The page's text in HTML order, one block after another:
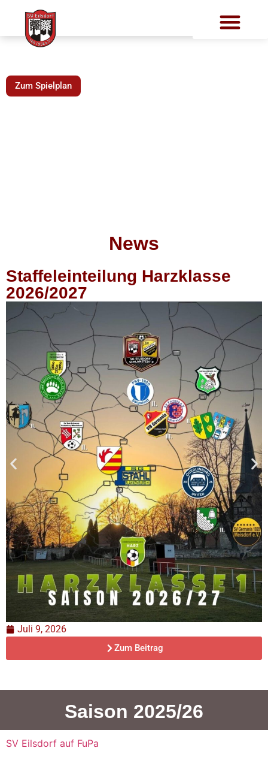
Zum Spielplan
News
Staffeleinteilung Harzklasse
2026/2027
Juli 9, 2026
Zum Beitrag
Saison 2025/26
SV Eilsdorf auf FuPa